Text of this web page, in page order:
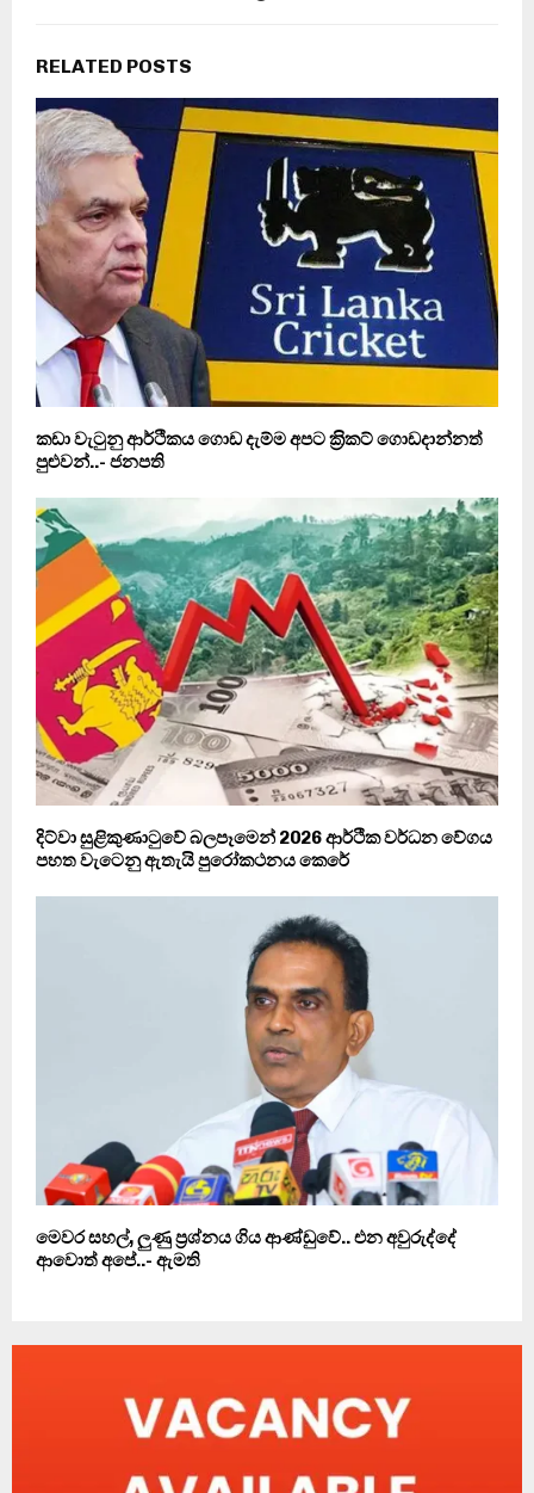
RELATED POSTS
කඩා වැටුනු ආර්ථිකය ගොඩ දැම්ම අපට ක‍්‍රිකට් ගොඩදාන්නත්
පුළුවන්..- ජනපති
දිට්වා සුළිකුණාටුවේ බලපෑමෙන් 2026 ආර්ථික වර්ධන වේගය
පහත වැටෙනු ඇතැයි පුරෝකථනය කෙරේ
මෙවර සහල්, ලුණු ප්‍රශ්නය ගිය ආණ්ඩුවේ.. එන අවුරුද්දේ
ආවොත් අපේ..- ඇමති